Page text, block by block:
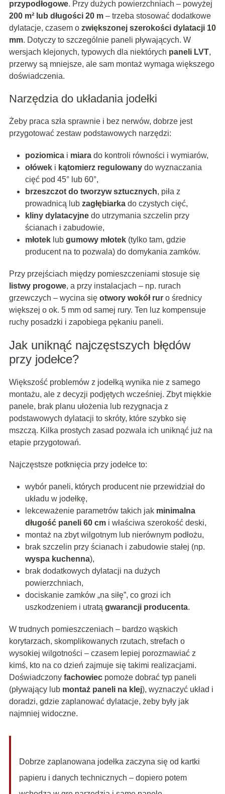
przypodłogowe. Przy dużych powierzchniach – powyżej
200 m² lub długości 20 m– trzeba stosować dodatkowe
dylatacje, czasem o zwiększonej szerokości dylatacji 10
mm. Dotyczy to szczególnie paneli pływających. W
wersjach klejonych, typowych dla niektórych paneli LVT,
przerwy są mniejsze, ale sam montaż wymaga większego
doświadczenia.
Narzędzia do układania jodełki
Żeby praca szła sprawnie i bez nerwów, dobrze jest
przygotować zestaw podstawowych narzędzi:
poziomicai miarado kontroli równości i wymiarów,
ołóweki kątomierz regulowanydo wyznaczania
cięć pod 45° lub 60°,
brzeszczot do tworzyw sztucznych, piła z
prowadnicą lub zagłębiarkado czystych cięć,
kliny dylatacyjnedo utrzymania szczelin przy
ścianach i zabudowie,
młoteklub gumowy młotek(tylko tam, gdzie
producent na to pozwala) do domykania zamków.
Przy przejściach między pomieszczeniami stosuje się
listwy progowe, a przy instalacjach – np. rurach
grzewczych – wycina się otwory wokół ruro średnicy
większej o ok. 5 mm od samej rury. Ten luz kompensuje
ruchy posadzki i zapobiega pękaniu paneli.
Jak uniknąć najczęstszych błędów
przy jodełce?
Większość problemów z jodełką wynika nie z samego
montażu, ale z decyzji podjętych wcześniej. Zbyt miękkie
panele, brak planu ułożenia lub rezygnacja z
podstawowych dylatacji to skróty, które szybko się
mszczą. Kilka prostych zasad pozwala ich uniknąć już na
etapie przygotowań.
Najczęstsze potknięcia przy jodełce to:
wybór paneli, których producent nie przewidział do
układu w jodełkę,
lekceważenie parametrów takich jak minimalna
długość paneli 60 cmi właściwa szerokość deski,
montaż na zbyt wilgotnym lub nierównym podłożu,
brak szczelin przy ścianach i zabudowie stałej (np.
wyspa kuchenna),
brak dodatkowych dylatacji na dużych
powierzchniach,
dociskanie zamków „na siłę”, co grozi ich
uszkodzeniem i utratą gwarancji producenta.
W trudnych pomieszczeniach – bardzo wąskich
korytarzach, skomplikowanych rzutach, strefach o
wysokiej wilgotności – czasem lepiej porozmawiać z
kimś, kto na co dzień zajmuje się takimi realizacjami.
Doświadczony fachowiecpomoże dobrać typ paneli
(pływający lub montaż paneli na klej), wyznaczyć układ i
doradzi, gdzie zaplanować dylatacje, żeby były jak
najmniej widoczne.
Dobrze zaplanowana jodełka zaczyna się od kartki
papieru i danych technicznych – dopiero potem